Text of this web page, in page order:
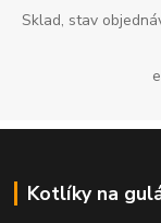
Sklad, stav
Kotlíky na